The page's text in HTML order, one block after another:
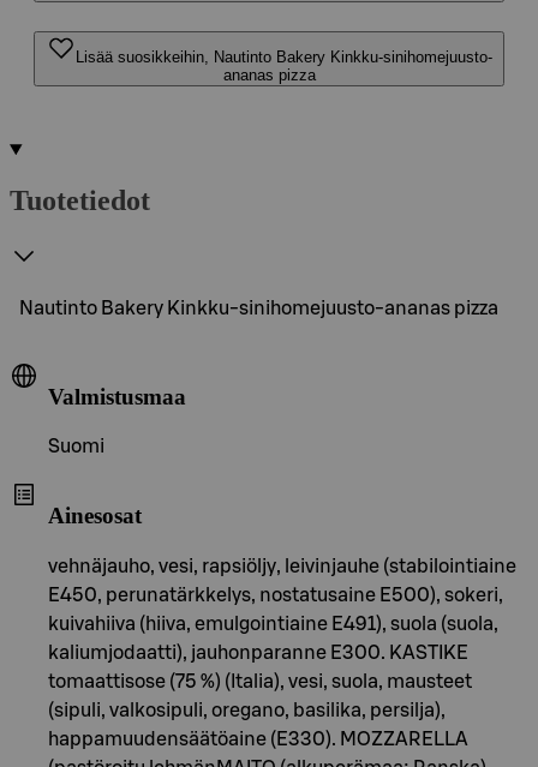
Lisää suosikkeihin, Nautinto Bakery Kinkku-sinihomejuusto-
ananas pizza
Tuotetiedot
Nautinto Bakery Kinkku-sinihomejuusto-ananas pizza
Valmistusmaa
Suomi
Ainesosat
vehnäjauho, vesi, rapsiöljy, leivinjauhe (stabilointiaine
E450, perunatärkkelys, nostatusaine E500), sokeri,
kuivahiiva (hiiva, emulgointiaine E491), suola (suola,
kaliumjodaatti), jauhonparanne E300. KASTIKE
tomaattisose (75 %) (Italia), vesi, suola, mausteet
(sipuli, valkosipuli, oregano, basilika, persilja),
happamuudensäätöaine (E330). MOZZARELLA